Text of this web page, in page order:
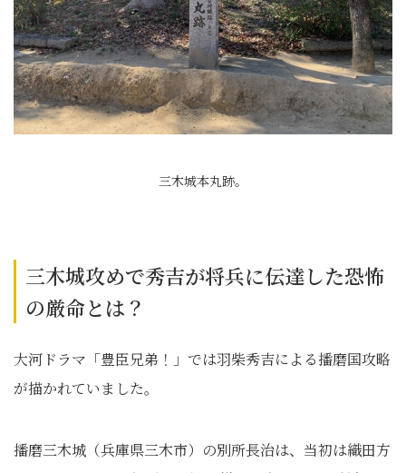
三木城本丸跡。
三木城攻めで秀吉が将兵に伝達した恐怖
の厳命とは？
大河ドラマ「豊臣兄弟！」では羽柴秀吉による播磨国攻略
が描かれていました。
播磨三木城（兵庫県三木市）の別所長治は、当初は織田方